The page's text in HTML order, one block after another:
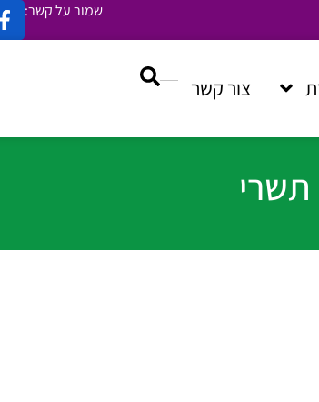
שמור על קשר:
צור קשר
תשרי